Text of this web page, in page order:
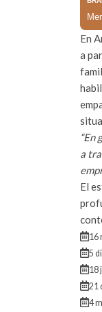
En
a
“En
a
El
16
5
18
21
4